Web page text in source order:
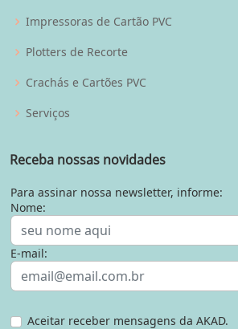
Impressoras de Cartão PVC
Plotters de Recorte
Crachás e Cartões PVC
Serviços
Receba nossas novidades
Para assinar nossa newsletter, informe:
Nome:
E-mail:
Aceitar receber mensagens da AKAD.